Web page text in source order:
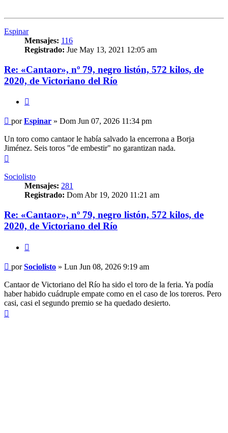
Espinar
Mensajes: 116
Registrado: Jue May 13, 2021 12:05 am
Re: «Cantaor», nº 79, negro listón, 572 kilos, de
2020, de Victoriano del Río
Mensaje
porEspinar » Dom Jun 07, 2026 11:34 pm
Un toro como cantaor le había salvado la encerrona a Borja
Jiménez. Seis toros "de embestir" no garantizan nada.
Sociolisto
Mensajes: 281
Registrado: Dom Abr 19, 2020 11:21 am
Re: «Cantaor», nº 79, negro listón, 572 kilos, de
2020, de Victoriano del Río
Mensaje
porSociolisto » Lun Jun 08, 2026 9:19 am
Cantaor de Victoriano del Río ha sido el toro de la feria. Ya podía
haber habido cuádruple empate como en el caso de los toreros. Pero
casi, casi el segundo premio se ha quedado desierto.